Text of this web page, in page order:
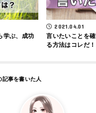
学ぶ、成功
2021.04.01
言いたいことを
る方法はコレだ！